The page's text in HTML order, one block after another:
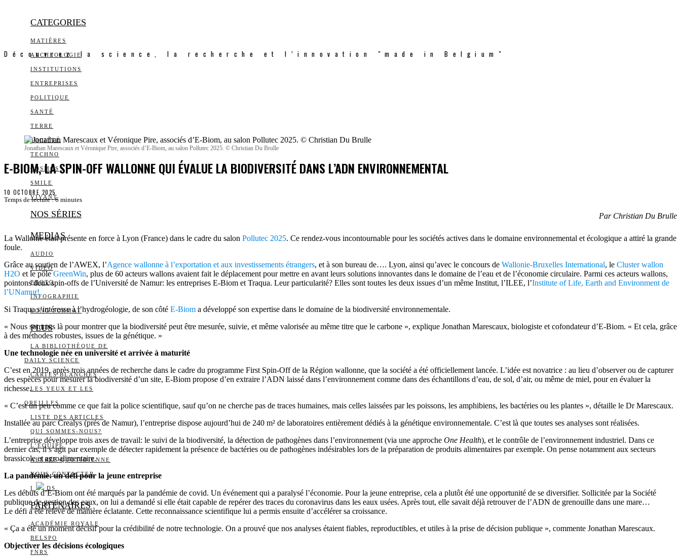
CATEGORIES
MATIÈRES
ARCHEOLOGIE
INSTITUTIONS
ENTREPRISES
POLITIQUE
SANTÉ
TERRE
SOCIÉTÉ
TECHNO
COSMOS
SMILE
VIVANT
NOS SÉRIES
MEDIAS
AUDIO
VIDÉO
PHOTO
INFOGRAPHIE
LONG FORMAT
PLUS
LA BIBLIOTHÈQUE DE
DAILY SCIENCE
CARTES BLANCHES
LES YEUX ET LES
OREILLES
LISTE DES ARTICLES
QUI SOMMES-NOUS?
L’ÉQUIPE
ALERTE QUOTIDIENNE
NOUS CONTACTER
I DS
PARTENAIRES
ACADÉMIE ROYALE
BELSPO
FNRS
Découvrez la science, la recherche et l’innovation "made in Belgium"
Jonathan Marescaux et Véronique Pire, associés d’E-Biom, au salon Pollutec 2025. © Christian Du Brulle
E-BIOM, LA SPIN-OFF WALLONNE QUI ÉVALUE LA BIODIVERSITÉ DANS L’ADN ENVIRONNEMENTAL
10 OCTOBRE 2025
Temps de lecture :6 minutes
Par Christian Du Brulle
La Wallonie était présente en force à Lyon (France) dans le cadre du salon Pollutec 2025. Ce rendez-vous incontournable pour les sociétés actives dans le domaine environnemental et écologique a attiré la grande
foule.
Grâce au soutien de l’AWEX, l’Agence wallonne à l’exportation et aux investissements étrangers, et à son bureau de…. Lyon, ainsi qu’avec le concours de Wallonie-Bruxelles International, le Cluster wallon
H2O et le pôleGreenWin, plus de 60 acteurs wallons avaient fait le déplacement pour mettre en avant leurs solutions innovantes dans le domaine de l’eau et de l’économie circulaire. Parmi ces acteurs wallons,
pointons deux spin-offs de l’Université de Namur: les entreprises E-Biom et Traqua. Leur particularité? Elles sont toutes les deux issues d’un même Institut, l’ILEE, l’Institute of Life, Earth and Environment de
l’UNamur!
Si Traqua s‘intéresse à l’hydrogéologie, de son côté E-Biom a développé son expertise dans le domaine de la biodiversité environnementale.
« Nous sommes là pour montrer que la biodiversité peut être mesurée, suivie, et même valorisée au même titre que le carbone », explique Jonathan Marescaux, biologiste et cofondateur d’E-Biom. « Et cela, grâce
à des méthodes robustes, issues de la génétique. »
Une technologie née en université et arrivée à maturité
C’est en 2019, après trois années de recherche dans le cadre du programme First Spin-Off de la Région wallonne, que la société a été officiellement lancée. L’idée est novatrice : au lieu d’observer ou de capturer
des espèces pour mesurer la biodiversité d’un site, E-Biom propose d’en extraire l’ADN laissé dans l’environnement comme dans des échantillons d’eau, de sol, d’air, ou même de miel, pour en évaluer la
richesse.
« C’est un peu comme ce que fait la police scientifique, sauf qu’on ne cherche pas de traces humaines, mais celles laissées par les poissons, les amphibiens, les bactéries ou les plantes », détaille le Dr Marescaux.
Installée au parc Crealys (près de Namur), l’entreprise dispose aujourd’hui de 240 m² de laboratoires entièrement dédiés à la génétique environnementale. C’est là que toutes ses analyses sont réalisées.
L’entreprise développe trois axes de travail: le suivi de la biodiversité, la détection de pathogènes dans l’environnement (via une approche One Health), et le contrôle de l’environnement industriel. Dans ce
dernier cas, il s’agit par exemple de détecter rapidement la présence de bactéries ou de pathogènes indésirables lors de la préparation de produits alimentaires par exemple. On pense notamment aux secteurs
brassicole et agroalimentaire.
La pandémie: un défi pour la jeune entreprise
Les débuts d’E-Biom ont été marqués par la pandémie de covid. Un événement qui a paralysé l’économie. Pour la jeune entreprise, cela a plutôt été une opportunité de se diversifier. Sollicitée par la Société
publique de gestion des eaux, on lui a demandé si elle était capable de repérer des traces du coronavirus dans les eaux usées. Après tout, elle savait déjà retrouver de l’ADN de grenouille dans une mare…
Le défi a été relevé de manière éclatante. Cette reconnaissance scientifique lui a permis ensuite d’accélérer sa croissance.
« Ça a été un moment décisif pour la crédibilité de notre technologie. On a prouvé que nos analyses étaient fiables, reproductibles, et utiles à la prise de décision publique », commente Jonathan Marescaux.
Objectiver les décisions écologiques